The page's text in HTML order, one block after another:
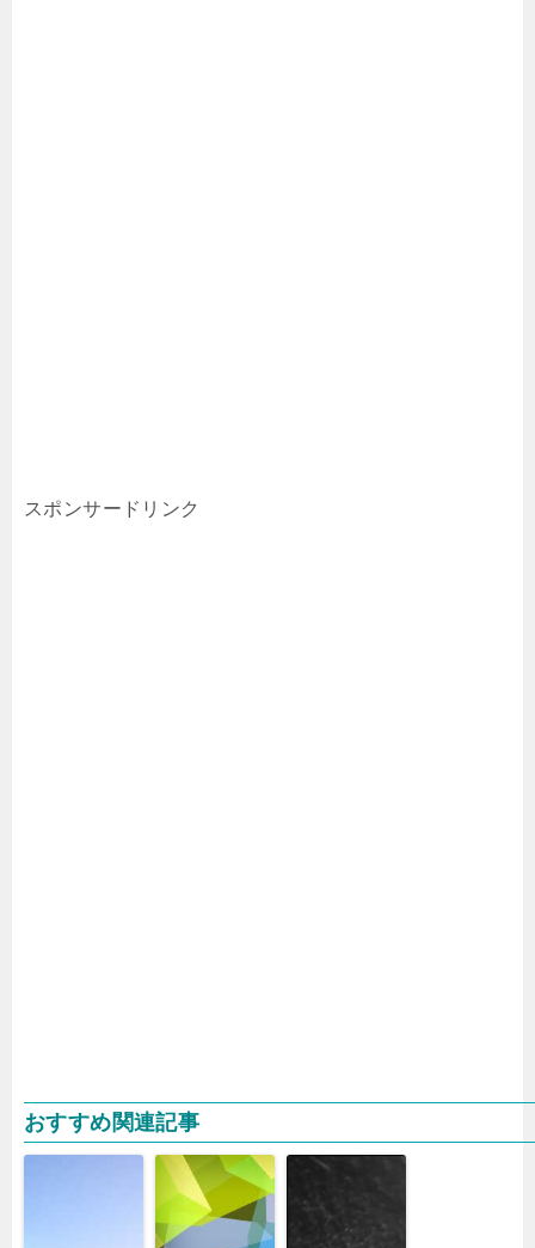
スポンサードリンク
おすすめ関連記事